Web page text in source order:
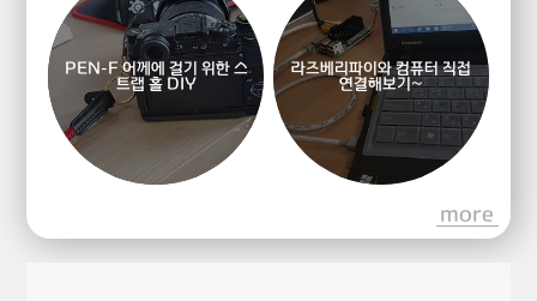
PEN-F 어께에 걸기 위한 스
트랩 홀 DIY
라즈베리파이와 컴퓨터 직접
연결해보기~
more